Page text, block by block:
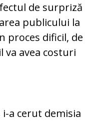
de sur­pri­ză
pu­bli­cu­lui la
proces dificil, de
va avea costuri
a cerut demisia